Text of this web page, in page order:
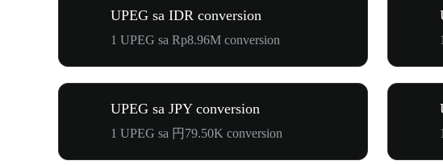
UPEG sa IDR conversion
1 UPEG sa Rp8.96M conversion
UPEG sa JPY conversion
1 UPEG sa 円79.50K conversion